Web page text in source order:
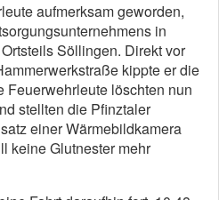
aufmerksam geworden,
in
Söllingen. Direkt vor
kippte er die
Feuerwehrleute löschten nun
stellten die Pfinztaler
einer Wärmebildkamera
keine Glutnester mehr